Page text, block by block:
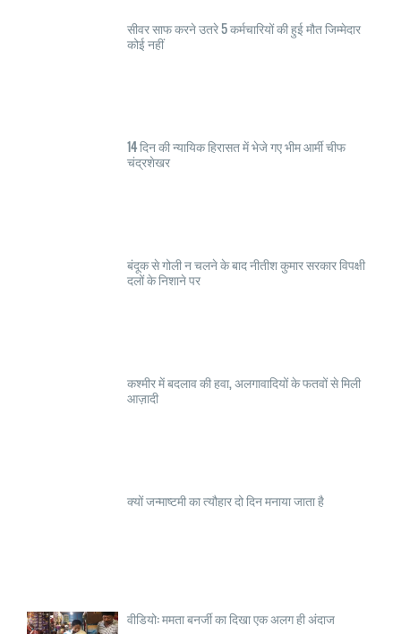
सीवर साफ करने उतरे 5 कर्मचारियों की हुई मौत जिम्मेदार
कोई नहीं
14 दिन की न्यायिक हिरासत में भेजे गए भीम आर्मी चीफ
चंद्रशेखर
बंदूक से गोली न चलने के बाद नीतीश कुमार सरकार विपक्षी
दलों के निशाने पर
कश्मीर में बदलाव की हवा, अलगावादियों के फतवों से मिली
आज़ादी
क्यों जन्माष्टमी का त्यौहार दो दिन मनाया जाता है
वीडियो: ममता बनर्जी का दिखा एक अलग ही अंदाज